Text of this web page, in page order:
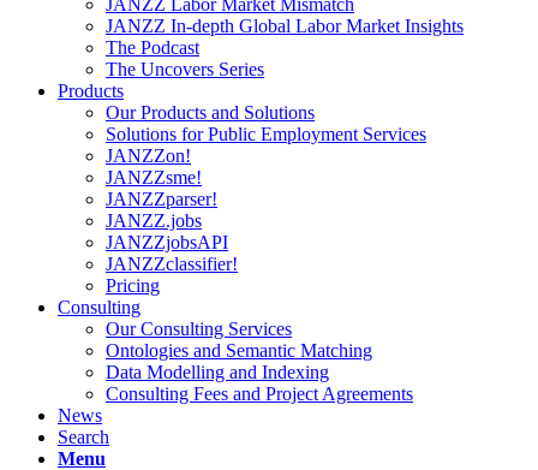
JANZZ Labor Market Mismatch
JANZZ In-depth Global Labor Market Insights
The Podcast
The Uncovers Series
Products
Our Products and Solutions
Solutions for Public Employment Services
JANZZon!
JANZZsme!
JANZZparser!
JANZZ.jobs
JANZZjobsAPI
JANZZclassifier!
Pricing
Consulting
Our Consulting Services
Ontologies and Semantic Matching
Data Modelling and Indexing
Consulting Fees and Project Agreements
News
Search
Menu